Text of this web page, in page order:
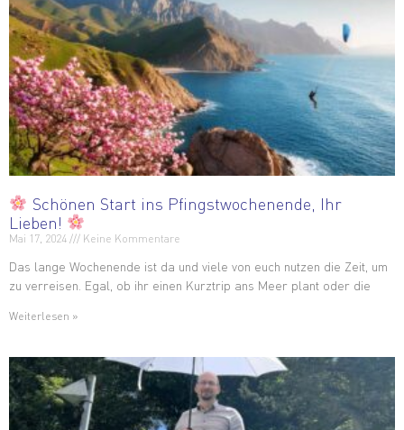
Schönen Start ins Pfingstwochenende, Ihr
Lieben!
Mai 17, 2024 Keine Kommentare
Das lange Wochenende ist da und viele von euch nutzen die Zeit, um
zu verreisen. Egal, ob ihr einen Kurztrip ans Meer plant oder die
Weiterlesen »